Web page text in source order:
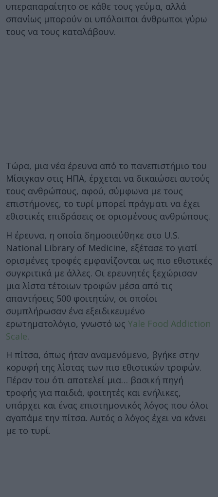
υπεραπαραίτητο σε κάθε τους γεύμα, αλλά
σπανίως μπορούν οι υπόλοιποι άνθρωποι γύρω
τους να τους καταλάβουν.
Τώρα, μια νέα έρευνα από το πανεπιστήμιο του
Μίσιγκαν στις ΗΠΑ, έρχεται να δικαιώσει αυτούς
τους ανθρώπους, αφού, σύμφωνα με τους
επιστήμονες, το τυρί μπορεί πράγματι να έχει
εθιστικές επιδράσεις σε ορισμένους ανθρώπους.
Η έρευνα, η οποία δημοσιεύθηκε στο U.S.
National Library of Medicine, εξέτασε το γιατί
ορισμένες τροφές εμφανίζονται ως πιο εθιστικές
συγκριτικά με άλλες. Οι ερευνητές ξεχώρισαν
μια λίστα τέτοιων τροφών μέσα από τις
απαντήσεις 500 φοιτητών, οι οποίοι
συμπλήρωσαν ένα εξειδικευμένο
ερωτηματολόγιο, γνωστό ως Yale Food Addiction
Scale.
Η πίτσα, όπως ήταν αναμενόμενο, βγήκε στην
κορυφή της λίστας των πιο εθιστικών τροφών.
Πέραν του ότι αποτελεί μια… βασική πηγή
τροφής για παιδιά, φοιτητές και ενήλικες,
υπάρχει και ένας επιστημονικός λόγος που όλοι
αγαπάμε την πίτσα. Αυτός ο λόγος έχει να κάνει
με το τυρί.